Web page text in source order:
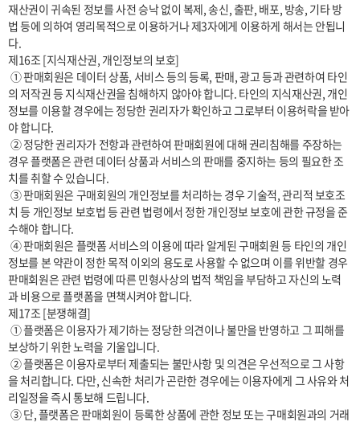
재산권이 귀속된 정보를 사전 승낙 없이 복제, 송신, 출판, 배포, 방송, 기타 방
법 등에 의하여 영리목적으로 이용하거나 제3자에게 이용하게 해서는 안됩니
다.
제16조 [지식재산권, 개인정보의 보호]
의 저작권 등 지식재산권을 침해하지 않아야 합니다. 타인의 지식재산권, 개인
정보를 이용할 경우에는 정당한 권리자가 확인하고 그로부터 이용허락을 받아
야 합니다.
경우 플랫폼은 관련 데이터 상품과 서비스의 판매를 중지하는 등의 필요한 조
치를 취할 수 있습니다.
치 등 개인정보 보호법 등 관련 법령에서 정한 개인정보 보호에 관한 규정을 준
수해야 합니다.
정보를 본 약관이 정한 목적 이외의 용도로 사용할 수 없으며 이를 위반할 경우
판매회원은 관련 법령에 따른 민형사상의 법적 책임을 부담하고 자신의 노력
과 비용으로 플랫폼을 면책시켜야 합니다.
제17조 [분쟁해결]
보상하기 위한 노력을 기울입니다.
을 처리합니다. 다만, 신속한 처리가 곤란한 경우에는 이용자에게 그 사유와 처
리일정을 즉시 통보해 드립니다.